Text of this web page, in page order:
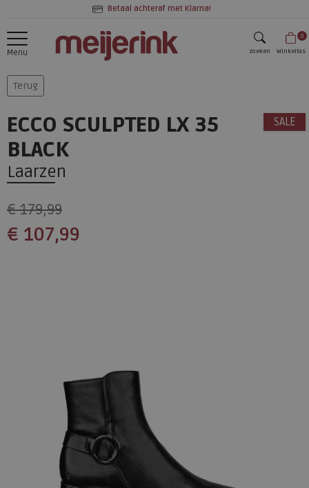
Betaal achteraf met Klarna!
Menu zoeken
0
Winkeltas
Terug
SALE
ECCO SCULPTED LX 35
BLACK
Laarzen
€ 179,99
€ 107,99